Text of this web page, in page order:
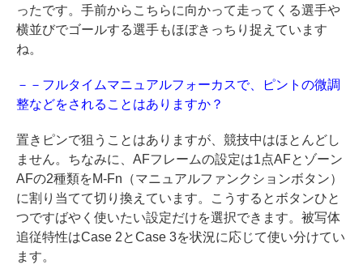
ったです。手前からこちらに向かって走ってくる選手や
横並びでゴールする選手もほぼきっちり捉えています
ね。
－－フルタイムマニュアルフォーカスで、ピントの微調
整などをされることはありますか？
置きピンで狙うことはありますが、競技中はほとんどし
ません。ちなみに、AFフレームの設定は1点AFとゾーン
AFの2種類をM-Fn（マニュアルファンクションボタン）
に割り当てて切り換えています。こうするとボタンひと
つですばやく使いたい設定だけを選択できます。被写体
追従特性はCase 2とCase 3を状況に応じて使い分けてい
ます。